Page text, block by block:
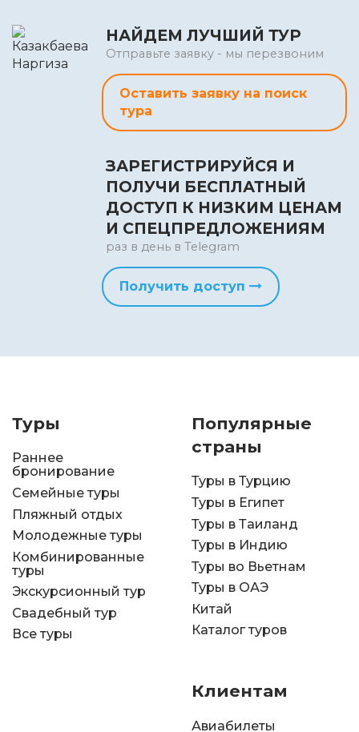
НАЙДЕМ ЛУЧШИЙ ТУР
Отправьте заявку - мы перезвоним
Оставить заявку на поиск
тура
ЗАРЕГИСТРИРУЙСЯ И
ПОЛУЧИ БЕСПЛАТНЫЙ
ДОСТУП К НИЗКИМ ЦЕНАМ
И СПЕЦПРЕДЛОЖЕНИЯМ
раз в день в Telegram
Получить доступ
Туры
Раннее
бронирование
Семейные туры
Пляжный отдых
Молодежные туры
Комбинированные
туры
Экскурсионный тур
Свадебный тур
Все туры
Популярные
страны
Туры в Турцию
Туры в Египет
Туры в Таиланд
Туры в Индию
Туры во Вьетнам
Туры в ОАЭ
Китай
Каталог туров
Клиентам
Авиабилеты